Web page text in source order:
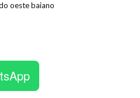
oeste baiano